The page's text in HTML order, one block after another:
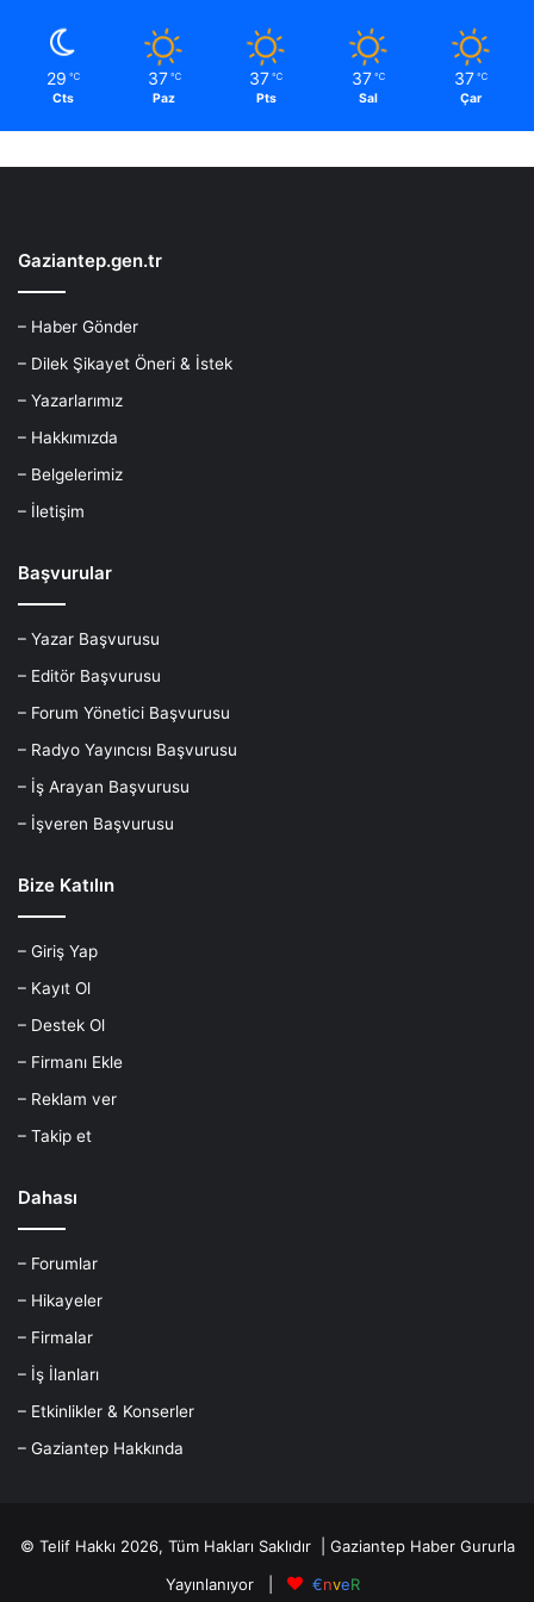
29 ℃
Cts
37 ℃
Paz
37 ℃
Pts
37 ℃
Sal
37 ℃
Çar
Gaziantep.gen.tr
– Haber Gönder
– Dilek Şikayet Öneri & İstek
– Yazarlarımız
– Hakkımızda
– Belgelerimiz
– İletişim
Başvurular
– Yazar Başvurusu
– Editör Başvurusu
– Forum Yönetici Başvurusu
– Radyo Yayıncısı Başvurusu
– İş Arayan Başvurusu
– İşveren Başvurusu
Bize Katılın
– Giriş Yap
– Kayıt Ol
– Destek Ol
– Firmanı Ekle
– Reklam ver
– Takip et
Dahası
– Forumlar
– Hikayeler
– Firmalar
– İş İlanları
– Etkinlikler & Konserler
– Gaziantep Hakkında
© Telif Hakkı 2026, Tüm Hakları Saklıdır | Gaziantep HaberGururla
Yayınlanıyor |
€nveR